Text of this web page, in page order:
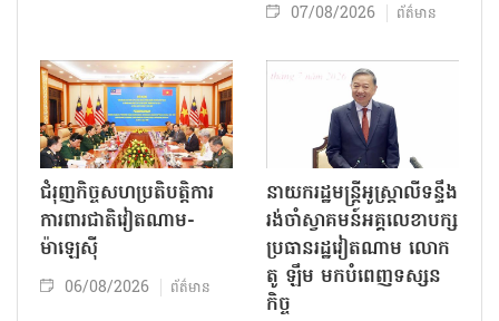
07/08/2026 ព័ត៌មាន
ជំរុញកិច្ចសហប្រតិបត្តិការ
ការពារជាតិវៀតណាម-
ម៉ាឡេស៊ី
06/08/2026 ព័ត៌មាន
នាយករដ្ឋមន្ត្រីអូស្ត្រាលីទន្ទឹង
រង់ចាំស្វាគមន៍អគ្គលេខាបក្ស
ប្រធានរដ្ឋវៀតណាម លោក
តូ ឡឹម មកបំពេញទស្សន
កិច្ច